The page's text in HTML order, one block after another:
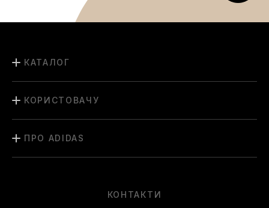
КАТАЛОГ
КОРИСТОВАЧУ
ПРО ADIDAS
КОНТАКТИ